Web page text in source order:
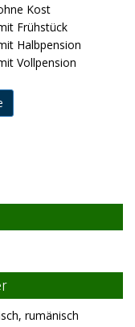
Kost
Frühstück
Halbpension
Vollpension
rumänisch